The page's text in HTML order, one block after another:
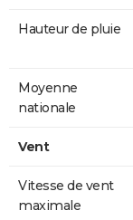
Hauteur de pluie
Moyenne
nationale
Vent
Vitesse de vent
maximale